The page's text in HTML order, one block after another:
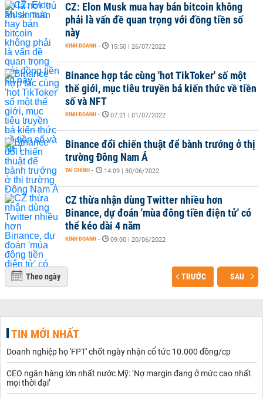
CZ: Elon Musk mua hay bán bitcoin không
phải là vấn đề quan trọng với đồng tiền số
này
KINH DOANH - 15:50 | 26/07/2022
Binance hợp tác cùng 'hot TikToker' số một
thế giới, mục tiêu truyền bá kiến thức về tiền
số và NFT
KINH DOANH - 07:21 | 01/07/2022
Binance đổi chiến thuật để bành trướng ở thị
trường Đông Nam Á
TÀI CHÍNH - 14:09 | 30/06/2022
CZ thừa nhận dùng Twitter nhiều hơn
Binance, dự đoán 'mùa đông tiền điện tử' có
thể kéo dài 4 năm
KINH DOANH - 09:00 | 20/06/2022
Theo ngày TRƯỚC SAU
TIN MỚI NHẤT
Doanh nghiệp họ 'FPT' chốt ngày nhận cổ tức 10.000 đồng/cp
CEO ngân hàng lớn nhất nước Mỹ: ‘Nợ margin đang ở mức cao nhất
mọi thời đại’